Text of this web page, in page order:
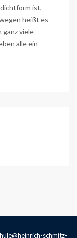
ist,
heißt es
ganz viele
alle ein
schmitz-